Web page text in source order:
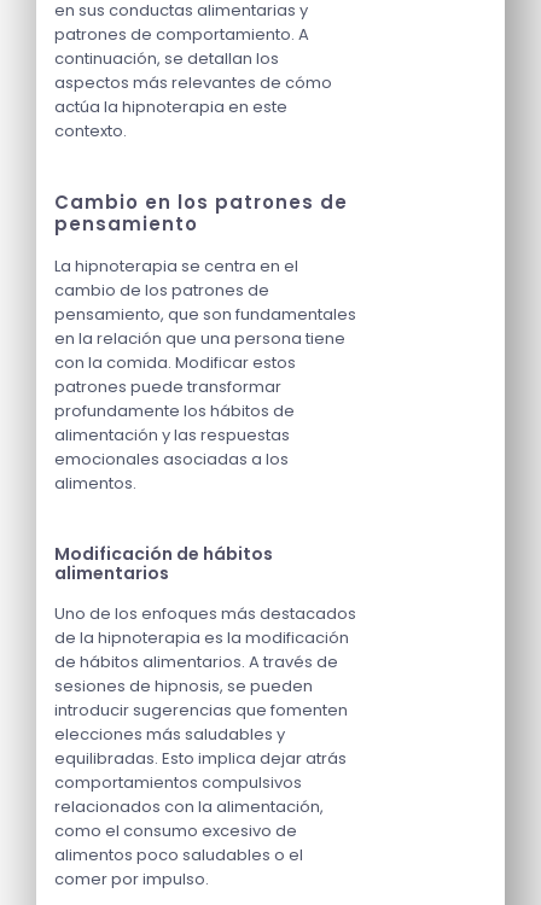
en sus conductas alimentarias y
patrones de comportamiento. A
continuación, se detallan los
aspectos más relevantes de cómo
actúa la hipnoterapia en este
contexto.
Cambio en los patrones de
pensamiento
La hipnoterapia se centra en el
cambio de los patrones de
pensamiento, que son fundamentales
en la relación que una persona tiene
con la comida. Modificar estos
patrones puede transformar
profundamente los hábitos de
alimentación y las respuestas
emocionales asociadas a los
alimentos.
Modificación de hábitos
alimentarios
Uno de los enfoques más destacados
de la hipnoterapia es la modificación
de hábitos alimentarios. A través de
sesiones de hipnosis, se pueden
introducir sugerencias que fomenten
elecciones más saludables y
equilibradas. Esto implica dejar atrás
comportamientos compulsivos
relacionados con la alimentación,
como el consumo excesivo de
alimentos poco saludables o el
comer por impulso.